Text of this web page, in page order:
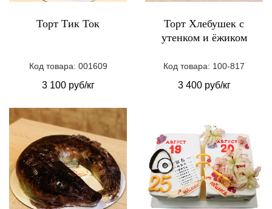
Торт Тик Ток
Код товара: 001609
3 100 руб/кг
Торт Хлебушек с
утенком и ёжиком
Код товара: 100-817
3 400 руб/кг